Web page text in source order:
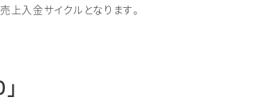
上入金サイクルとなります。